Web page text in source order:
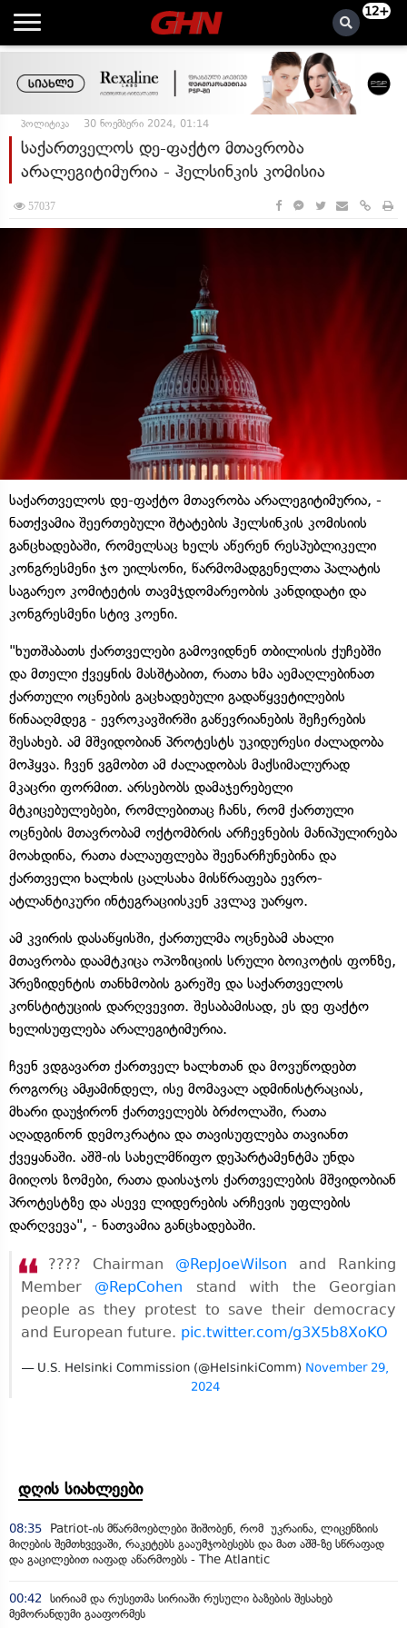
12+
პოლიტიკა 30 ნოემბერი 2024, 01:14
საქართველოს დე-ფაქტო მთავრობა
არალეგიტიმურია - ჰელსინკის კომისია
57037
საქართველოს დე-ფაქტო მთავრობა არალეგიტიმურია, -
ნათქვამია შეერთებული შტატების ჰელსინკის კომისიის
განცხადებაში, რომელსაც ხელს აწერენ რესპუბლიკელი
კონგრესმენი ჯო უილსონი, წარმომადგენელთა პალატის
საგარეო კომიტეტის თავმჯდომარეობის კანდიდატი და
კონგრესმენი სტივ კოენი.
"ხუთშაბათს ქართველები გამოვიდნენ თბილისის ქუჩებში
და მთელი ქვეყნის მასშტაბით, რათა ხმა აემაღლებინათ
ქართული ოცნების გაცხადებული გადაწყვეტილების
წინააღმდეგ - ევროკავშირში გაწევრიანების შეჩერების
შესახებ. ამ მშვიდობიან პროტესტს უკიდურესი ძალადობა
მოჰყვა. ჩვენ ვგმობთ ამ ძალადობას მაქსიმალურად
მკაცრი ფორმით. არსებობს დამაჯერებელი
მტკიცებულებები, რომლებითაც ჩანს, რომ ქართული
ოცნების მთავრობამ ოქტომბრის არჩევნების მანიპულირება
მოახდინა, რათა ძალაუფლება შეენარჩუნებინა და
ქართველი ხალხის ცალსახა მისწრაფება ევრო-
ატლანტიკური ინტეგრაციისკენ კვლავ უარყო.
ამ კვირის დასაწყისში, ქართულმა ოცნებამ ახალი
მთავრობა დაამტკიცა ოპოზიციის სრული ბოიკოტის ფონზე,
პრეზიდენტის თანხმობის გარეშე და საქართველოს
კონსტიტუციის დარღვევით. შესაბამისად, ეს დე ფაქტო
ხელისუფლება არალეგიტიმურია.
ჩვენ ვდგავართ ქართველ ხალხთან და მოვუწოდებთ
როგორც ამჟამინდელ, ისე მომავალ ადმინისტრაციას,
მხარი დაუჭირონ ქართველებს ბრძოლაში, რათა
აღადგინონ დემოკრატია და თავისუფლება თავიანთ
ქვეყანაში. აშშ-ის სახელმწიფო დეპარტამენტმა უნდა
მიიღოს ზომები, რათა დაისაჯოს ქართველების მშვიდობიან
პროტესტზე და ასევე ლიდერების არჩევის უფლების
დარღვევა", - ნათვამია განცხადებაში.
???? Chairman @RepJoeWilson and Ranking
Member @RepCohen stand with the Georgian
people as they protest to save their democracy
and European future. pic.twitter.com/g3X5b8XoKO
— U.S. Helsinki Commission (@HelsinkiComm) November 29,
2024
დღის სიახლეები
08:35
Patriot-ის მწარმოებლები შიშობენ, რომ უკრაინა, ლიცენზიის
მიღების შემთხვევაში, რაკეტებს გააუმჯობესებს და მათ აშშ-ზე სწრაფად
და გაცილებით იაფად აწარმოებს - The Atlantic
00:42 სირიამ და რუსეთმა სირიაში რუსული ბაზების შესახებ
მემორანდუმი გააფორმეს